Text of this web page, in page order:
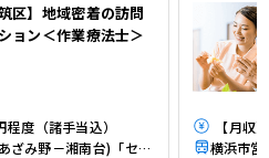
区】地域密着の訪問
ョン＜作業療法士＞
度（諸手当込）
横浜市営地下鉄ブルーライン(あざみ野－湘南台)「センター南駅」（徒歩8分）
【月収